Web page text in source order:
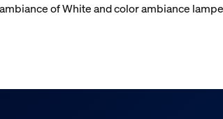
of White and color ambiance